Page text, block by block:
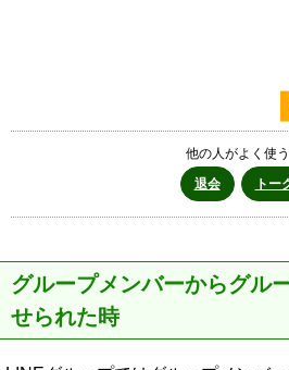
他の人がよく使
退会
トー
グループメンバーからグル
せられた時